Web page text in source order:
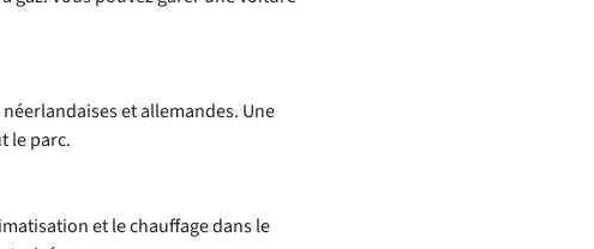
et allemandes. Une
le parc.
et le chauffage dans le